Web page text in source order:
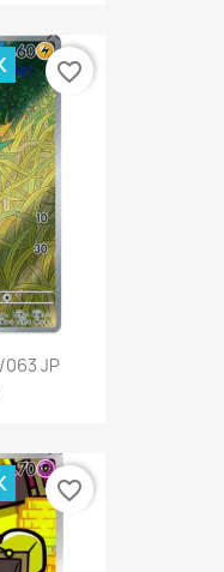
063 JP
favorite_border
favorite_border